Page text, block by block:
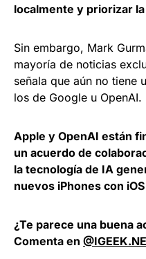
localmente y priorizar
Sin embargo, Mark
mayoría de noticias
señala que aún no tiene
los de Google u OpenAI.
Apple y OpenAI están
un acuerdo de
la tecnología de IA
nuevos iPhones con iOS
¿Te parece una buena
Comenta en